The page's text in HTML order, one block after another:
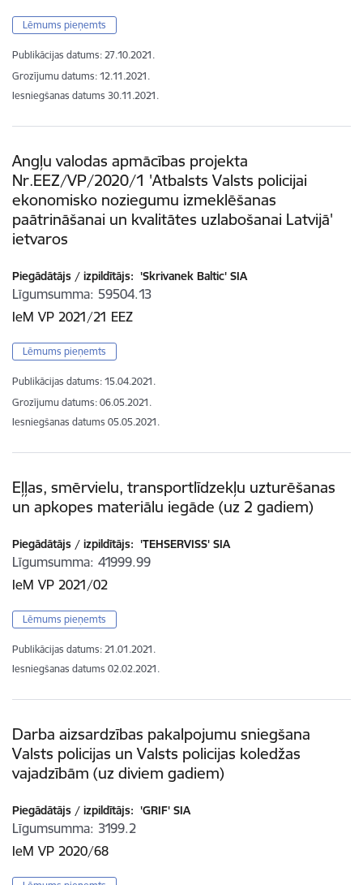
Lēmums pieņemts
Publikācijas datums: 27.10.2021.
Grozījumu datums: 12.11.2021.
Iesniegšanas datums 30.11.2021.
Angļu valodas apmācības projekta
Nr.EEZ/VP/2020/1 'Atbalsts Valsts policijai
ekonomisko noziegumu izmeklēšanas
paātrināšanai un kvalitātes uzlabošanai Latvijā'
ietvaros
Piegādātājs / izpildītājs: 'Skrivanek Baltic' SIA
Līgumsumma 59504.13
IeM VP 2021/21 EEZ
Lēmums pieņemts
Publikācijas datums: 15.04.2021.
Grozījumu datums: 06.05.2021.
Iesniegšanas datums 05.05.2021.
Eļļas, smērvielu, transportlīdzekļu uzturēšanas
un apkopes materiālu iegāde (uz 2 gadiem)
Piegādātājs / izpildītājs: 'TEHSERVISS' SIA
Līgumsumma 41999.99
IeM VP 2021/02
Lēmums pieņemts
Publikācijas datums: 21.01.2021.
Iesniegšanas datums 02.02.2021.
Darba aizsardzības pakalpojumu sniegšana
Valsts policijas un Valsts policijas koledžas
vajadzībām (uz diviem gadiem)
Piegādātājs / izpildītājs: 'GRIF' SIA
Līgumsumma 3199.2
IeM VP 2020/68